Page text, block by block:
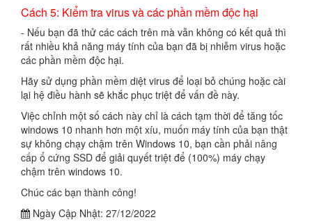
Cách 5: Kiểm tra virus và các phần mềm độc hại
- Nếu bạn đã thử các cách trên mà vẫn không có kết quả thì
rất nhiều khả năng máy tính của bạn đã bị nhiễm virus hoặc
các phần mềm độc hại.
Hãy sử dụng phần mềm diệt virus để loại bỏ chúng hoặc cài
lại hệ điều hành sẽ khắc phục triệt để vấn đề này.
Việc chỉnh một số cách này chỉ là cách tạm thời để tăng tốc
windows 10 nhanh hơn một xíu, muốn máy tính của bạn thật
sự không chạy chậm trên Windows 10, bạn cần phải nâng
cấp ổ cứng SSD để giải quyết triệt để (100%) máy chạy
chậm trên windows 10.
Chúc các bạn thành công!
Ngày Cập Nhật: 27/12/2022